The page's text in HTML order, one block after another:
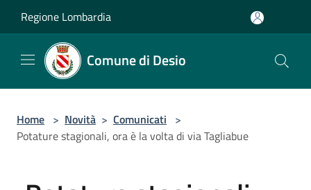
Regione Lombardia
Comune di Desio
Home > Novità > Comunicati >
Potature stagionali, ora è la volta di via Tagliabue